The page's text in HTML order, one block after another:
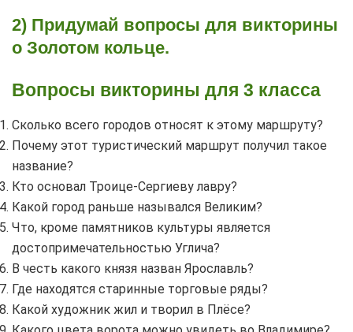
2) Придумай вопросы для викторины
о Золотом кольце.
Вопросы викторины для 3 класса
Сколько всего городов относят к этому маршруту?
Почему этот туристический маршрут получил такое
название?
Кто основал Троице-Сергиеву лавру?
Какой город раньше назывался Великим?
Что, кроме памятников культуры является
достопримечательностью Углича?
В честь какого князя назван Ярославль?
Где находятся старинные торговые ряды?
Какой художник жил и творил в Плёсе?